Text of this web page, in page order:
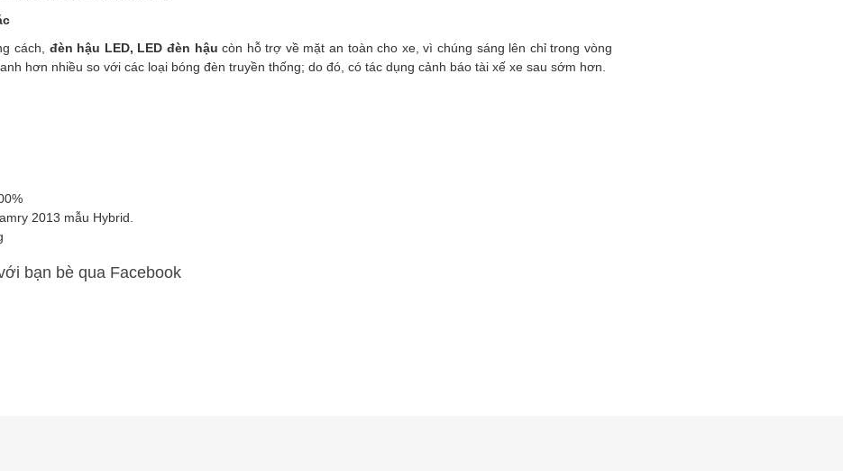
cách, đèn hậu LED, LED đèn hậu còn hỗ trợ về mặt an toàn cho xe, vì chúng sáng lên chỉ trong vòng
hơn nhiều so với các loại bóng đèn truyền thống; do đó, có tác dụng cảnh báo tài xế xe sau sớm hơn.
2013 mẫu Hybrid.
bạn bè qua Facebook